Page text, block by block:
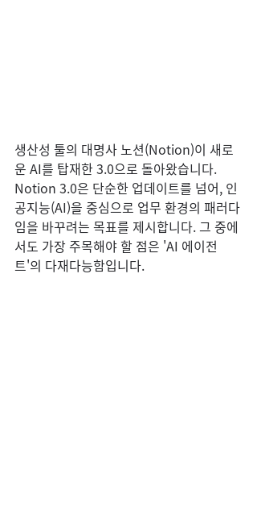
생산성 툴의 대명사 노션(Notion)이 새로
운 AI를 탑재한 3.0으로 돌아왔습니다.
Notion 3.0은 단순한 업데이트를 넘어, 인
공지능(AI)을 중심으로 업무 환경의 패러다
임을 바꾸려는 목표를 제시합니다. 그 중에
서도 가장 주목해야 할 점은 'AI 에이전
트'의 다재다능함입니다.